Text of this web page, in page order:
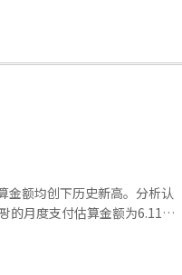
额均创下历史新高。分析认
的月度支付估算金额为6.11万
信息泄露事件以来，쿠팡的